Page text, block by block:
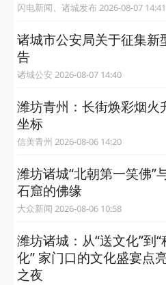
闪电新闻、诸城发布 2026-08-07 14:41
诸城市公安局关于征集新
告
诸城公安 2026-08-07 14:40
潍坊青州：长街焕彩烟火
坐标
信美青州 2026-08-06 14:20
潍坊诸城“‌北朝第一笑佛‌”
石窟的佛缘
大众新闻 2026-08-06 10:58
潍坊诸城：从“送文化”到“
化” 家门口的文化盛宴点
之夜